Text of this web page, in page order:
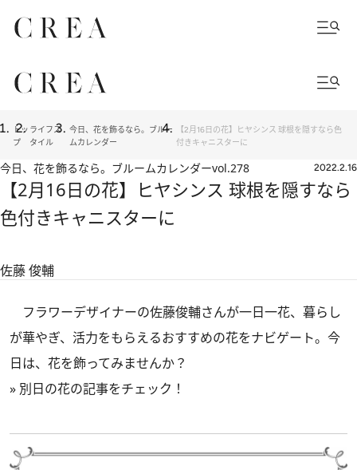
トッ
プ
ライフス
タイル
今日、花を飾るなら。ブルー
ムカレンダー
【2月16日の花】ヒヤシンス 球根を隠すなら色
付きキャニスターに
今日、花を飾るなら。ブルームカレンダーvol.278 2022.2.16
【2月16日の花】ヒヤシンス 球根を隠すなら
色付きキャニスターに
佐藤 俊輔
フラワーデザイナーの佐藤俊輔さんが一日一花、暮らし
が華やぎ、活力をもらえるおすすめの花をナビゲート。今
日は、花を飾ってみませんか？
» 別日の花の記事をチェック！